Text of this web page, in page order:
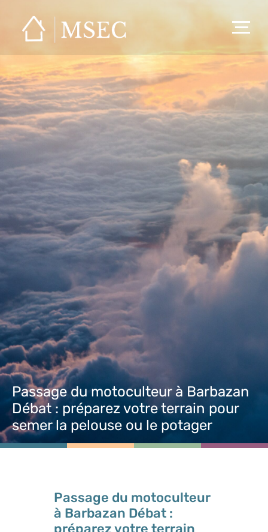
Passage du motoculteur à Barbazan
Débat : préparez votre terrain pour
semer la pelouse ou le potager
Passage du motoculteur
à Barbazan Débat :
préparez votre terrain